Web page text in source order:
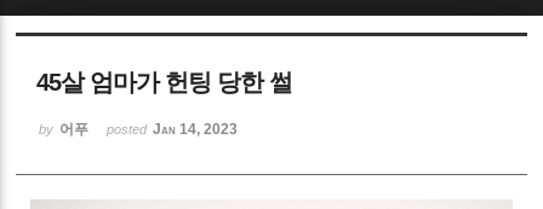
45살 엄마가 헌팅 당한 썰
by 어푸 posted Jan 14, 2023
Sketchbook5, 스케치북5